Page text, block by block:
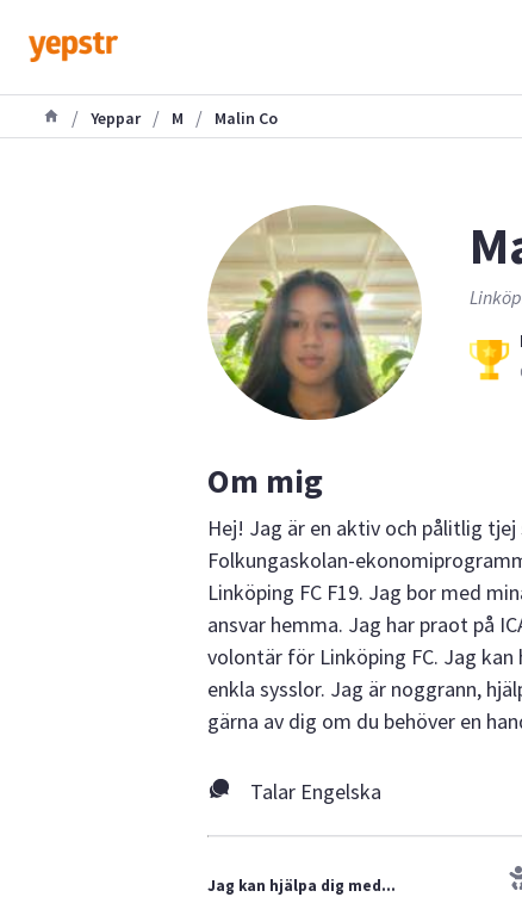
/ Yeppar / M / Malin Co
Om mig
Hej! Jag är en aktiv och pålitlig
Folkungaskolan-
Linköping FC F19. Jag bor med
ansvar hemma. Jag har praot på
volontär för Linköping FC. Jag
enkla sysslor. Jag är noggrann,
gärna av dig om du behöver en
Talar Engelska
Jag kan hjälpa dig med...